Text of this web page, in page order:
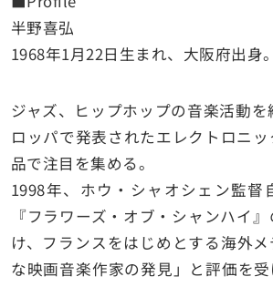
半野喜弘
1968年1月22日生まれ、大阪府出身。
ジャズ、ヒップホップの音楽活動を
ロッパで発表されたエレクトロニ
品で注目を集める。
1998年、ホウ・シャオシェン監督
『フラワーズ・オブ・シャンハイ
け、フランスをはじめとする海外
な映画音楽作家の発見」と評価を